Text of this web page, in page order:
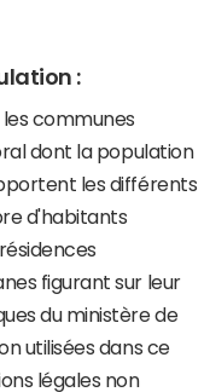
:
communes
dont la population
les différents
d'habitants
figurant sur leur
du ministère de
utilisées dans ce
légales non